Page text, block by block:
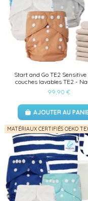
Start and Go TE2
couches lavables TE2 -
99,90 €
AJOUTER AU
MATÉRIAUX CERTIFIÉS OEKO